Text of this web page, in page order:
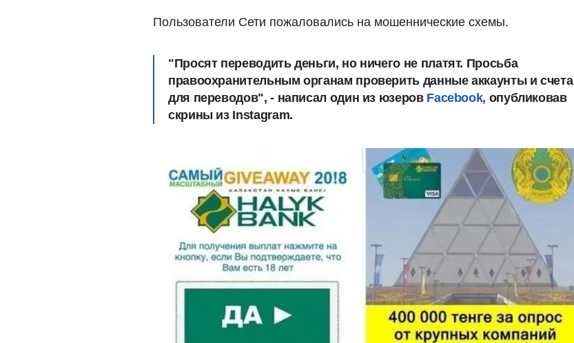
Пользователи Сети пожаловались на мошеннические схемы.
"Просят переводить деньги, но ничего не платят. Просьба
правоохранительным органам проверить данные аккаунты и счета
для переводов", - написал один из юзеров Facebook, опубликовав
скрины из Instagram.